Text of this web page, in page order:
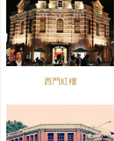
西門紅樓